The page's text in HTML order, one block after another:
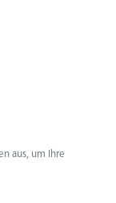
aus, um Ihre